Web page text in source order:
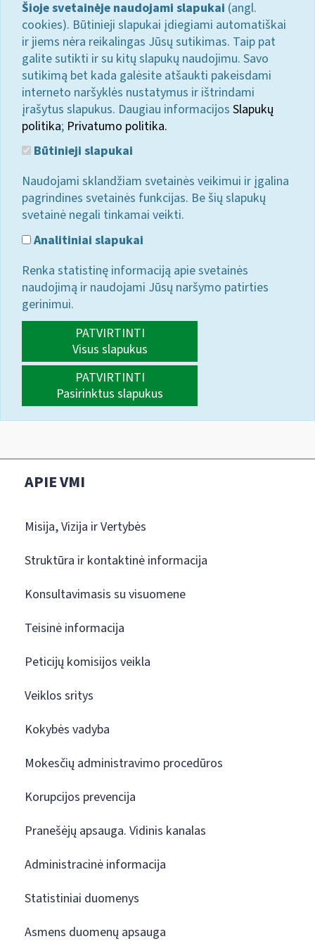
Šioje svetainėje naudojami slapukai (angl.
cookies). Būtinieji slapukai įdiegiami automatiškai
ir jiems nėra reikalingas Jūsų sutikimas. Taip pat
galite sutikti ir su kitų slapukų naudojimu. Savo
sutikimą bet kada galėsite atšaukti pakeisdami
interneto naršyklės nustatymus ir ištrindami
įrašytus slapukus. Daugiau informacijos Slapukų
politika; Privatumo politika.
Būtinieji slapukai
Naudojami sklandžiam svetainės veikimui ir įgalina
pagrindines svetainės funkcijas. Be šių slapukų
svetainė negali tinkamai veikti.
Analitiniai slapukai
Renka statistinę informaciją apie svetainės
naudojimą ir naudojami Jūsų naršymo patirties
gerinimui.
PATVIRTINTI
Visus slapukus
PATVIRTINTI
Pasirinktus slapukus
APIE VMI
Misija, Vizija ir Vertybės
Struktūra ir kontaktinė informacija
Konsultavimasis su visuomene
Teisinė informacija
Peticijų komisijos veikla
Veiklos sritys
Kokybės vadyba
Mokesčių administravimo procedūros
Korupcijos prevencija
Pranešėjų apsauga. Vidinis kanalas
Administracinė informacija
Statistiniai duomenys
Asmens duomenų apsauga